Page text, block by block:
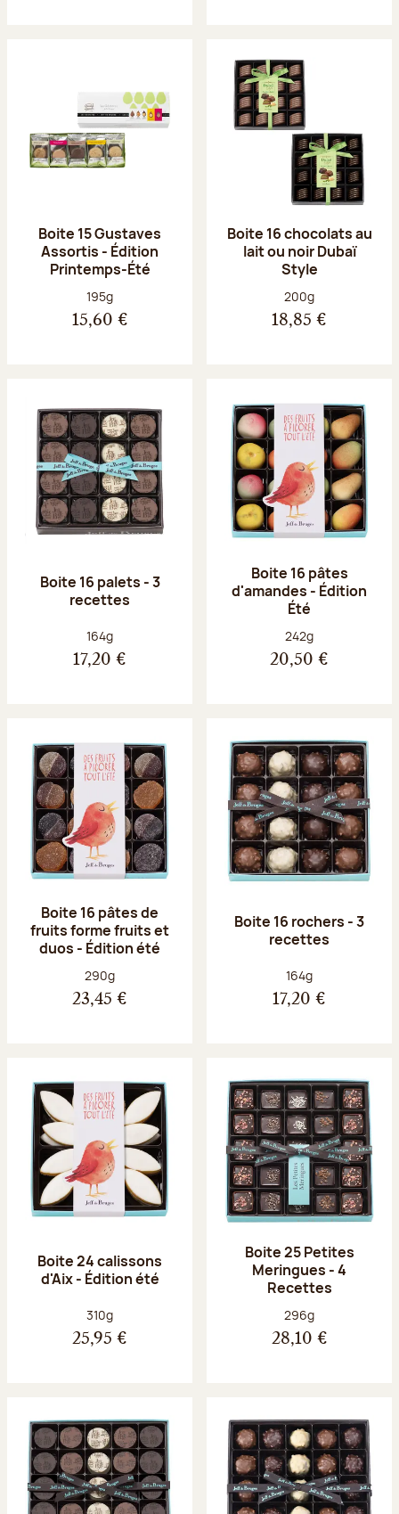
Boite 15 Gustaves
Assortis - Édition
Printemps-Été
Poids net :
195g
15,60 €
Boite 16 chocolats au
lait ou noir Dubaï
Style
Poids net :
200g
18,85 €
Boite 16 palets - 3
recettes
Poids net :
164g
17,20 €
Boite 16 pâtes
d'amandes - Édition
Été
Poids net :
242g
20,50 €
Boite 16 pâtes de
fruits forme fruits et
duos - Édition été
Poids net :
290g
23,45 €
Boite 16 rochers - 3
recettes
Poids net :
164g
17,20 €
Boite 24 calissons
d'Aix - Édition été
Poids net :
310g
25,95 €
Boite 25 Petites
Meringues - 4
Recettes
Poids net :
296g
28,10 €